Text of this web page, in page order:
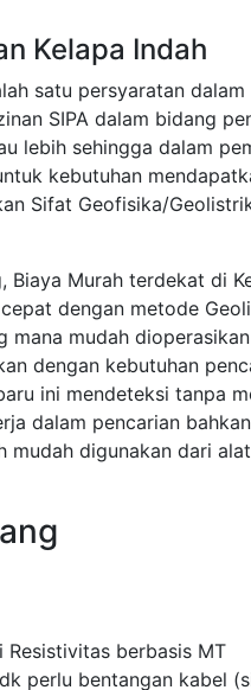
Kelapa Indah
satu persyaratan dalam
SIPA dalam bidang
lebih sehingga dalam
kebutuhan
Sifat Geofisika/
Biaya Murah terdekat di
dengan metode
mudah
dengan kebutuhan
ini mendeteksi tanpa
dalam pencarian
mudah digunakan dari
Resistivitas berbasis MT
perlu bentangan kabel